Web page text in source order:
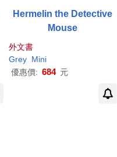
Hermelin the Detective
Mouse
外文書
Grey Mini
優惠價: 684 元